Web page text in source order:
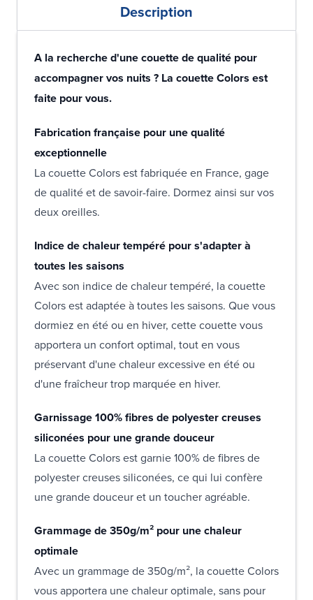
Description
A la recherche d'une couette de qualité pour
accompagner vos nuits ? La couette Colors est
faite pour vous.
Fabrication française pour une qualité
exceptionnelle
La couette Colors est fabriquée en France, gage
de qualité et de savoir-faire. Dormez ainsi sur vos
deux oreilles.
Indice de chaleur tempéré pour s'adapter à
toutes les saisons
Avec son indice de chaleur tempéré, la couette
Colors est adaptée à toutes les saisons. Que vous
dormiez en été ou en hiver, cette couette vous
apportera un confort optimal, tout en vous
préservant d'une chaleur excessive en été ou
d'une fraîcheur trop marquée en hiver.
Garnissage 100% fibres de polyester creuses
siliconées pour une grande douceur
La couette Colors est garnie 100% de fibres de
polyester creuses siliconées, ce qui lui confère
une grande douceur et un toucher agréable.
Grammage de 350g/m² pour une chaleur
optimale
Avec un grammage de 350g/m², la couette Colors
vous apportera une chaleur optimale, sans pour